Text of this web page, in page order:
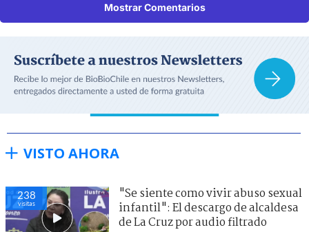
Mostrar Comentarios
VISTO AHORA
238
visitas
"Se siente como vivir abuso sexual
infantil": El descargo de alcaldesa
de La Cruz por audio filtrado